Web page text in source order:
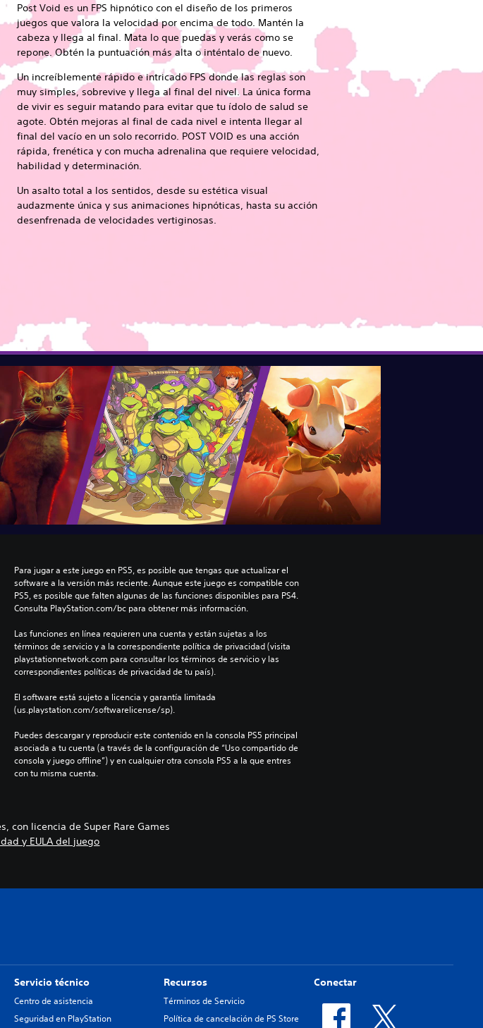
Post Void es un FPS hipnótico con el diseño de los primeros
juegos que valora la velocidad por encima de todo. Mantén la
cabeza y llega al final. Mata lo que puedas y verás como se
repone. Obtén la puntuación más alta o inténtalo de nuevo.
Un increíblemente rápido e intricado FPS donde las reglas son
muy simples, sobrevive y llega al final del nivel. La única forma
de vivir es seguir matando para evitar que tu ídolo de salud se
agote. Obtén mejoras al final de cada nivel e intenta llegar al
final del vacío en un solo recorrido. POST VOID es una acción
rápida, frenética y con mucha adrenalina que requiere velocidad,
habilidad y determinación.
Un asalto total a los sentidos, desde su estética visual
audazmente única y sus animaciones hipnóticas, hasta su acción
desenfrenada de velocidades vertiginosas.
Para jugar a este juego en PS5, es posible que tengas que actualizar el
software a la versión más reciente. Aunque este juego es compatible con
PS5, es posible que falten algunas de las funciones disponibles para PS4.
Consulta PlayStation.com/bc para obtener más información.
Las funciones en línea requieren una cuenta y están sujetas a los
términos de servicio y a la correspondiente política de privacidad (visita
playstationnetwork.com para consultar los términos de servicio y las
correspondientes políticas de privacidad de tu país).
El software está sujeto a licencia y garantía limitada
(us.playstation.com/softwarelicense/sp).
Puedes descargar y reproducir este contenido en la consola PS5 principal
asociada a tu cuenta (a través de la configuración de “Uso compartido de
consola y juego offline”) y en cualquier otra consola PS5 a la que entres
con tu misma cuenta.
con licencia de Super Rare Games
y EULA del juego
Servicio técnico
Centro de asistencia
Seguridad en PlayStation
Recursos
Términos de Servicio
Política de cancelación de PS Store
Conectar